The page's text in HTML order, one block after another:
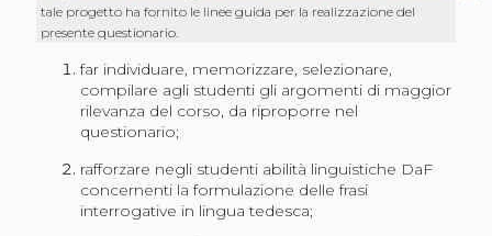
tale progetto ha fornito le linee guida per la realizzazione del
presente questionario.
far individuare, memorizzare, selezionare,
compilare agli studenti gli argomenti di maggior
rilevanza del corso, da riproporre nel
questionario;
rafforzare negli studenti abilità linguistiche DaF
concernenti la formulazione delle frasi
interrogative in lingua tedesca;